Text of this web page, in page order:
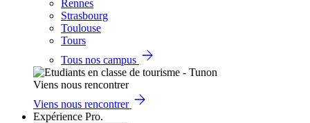
Rennes
Strasbourg
Toulouse
Tours
Tous nos campus
Viens nous rencontrer
Viens nous rencontrer
Expérience Pro.